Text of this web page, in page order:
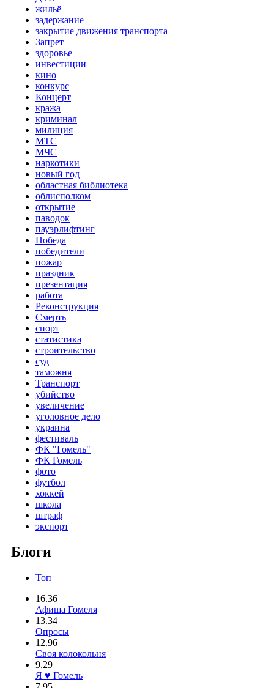
жильё
задержание
закрытие движения транспорта
Запрет
здоровье
инвестиции
кино
конкурс
Концерт
кража
криминал
милиция
МТС
МЧС
наркотики
новый год
областная библиотека
облисполком
открытие
паводок
пауэрлифтинг
Победа
победители
пожар
праздник
презентация
работа
Реконструкция
Смерть
спорт
статистика
строительство
суд
таможня
Транспорт
убийство
увеличение
уголовное дело
украина
фестиваль
ФК "Гомель"
ФК Гомель
фото
футбол
хоккей
школа
штраф
экспорт
Блоги
Топ
16.36
Афиша Гомеля
13.34
Опросы
12.96
Своя колокольня
9.29
Я ♥ Гомель